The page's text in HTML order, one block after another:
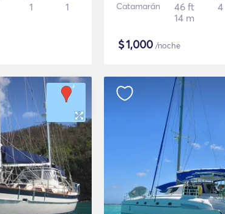
1 1 Catamarán
46 ft
14 m
4
$1,000 /noche